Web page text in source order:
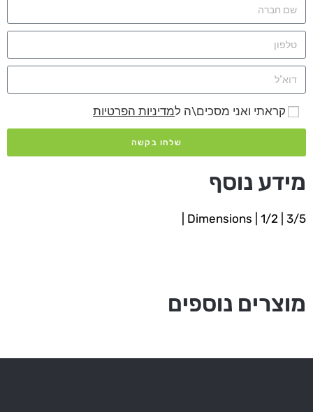
קראתי ואני מסכים\ה למדיניות הפרטיות
שלחו בקשה
מידע נוסף
Dimensions | 1/2 | 3/5 |
מוצרים נוספים